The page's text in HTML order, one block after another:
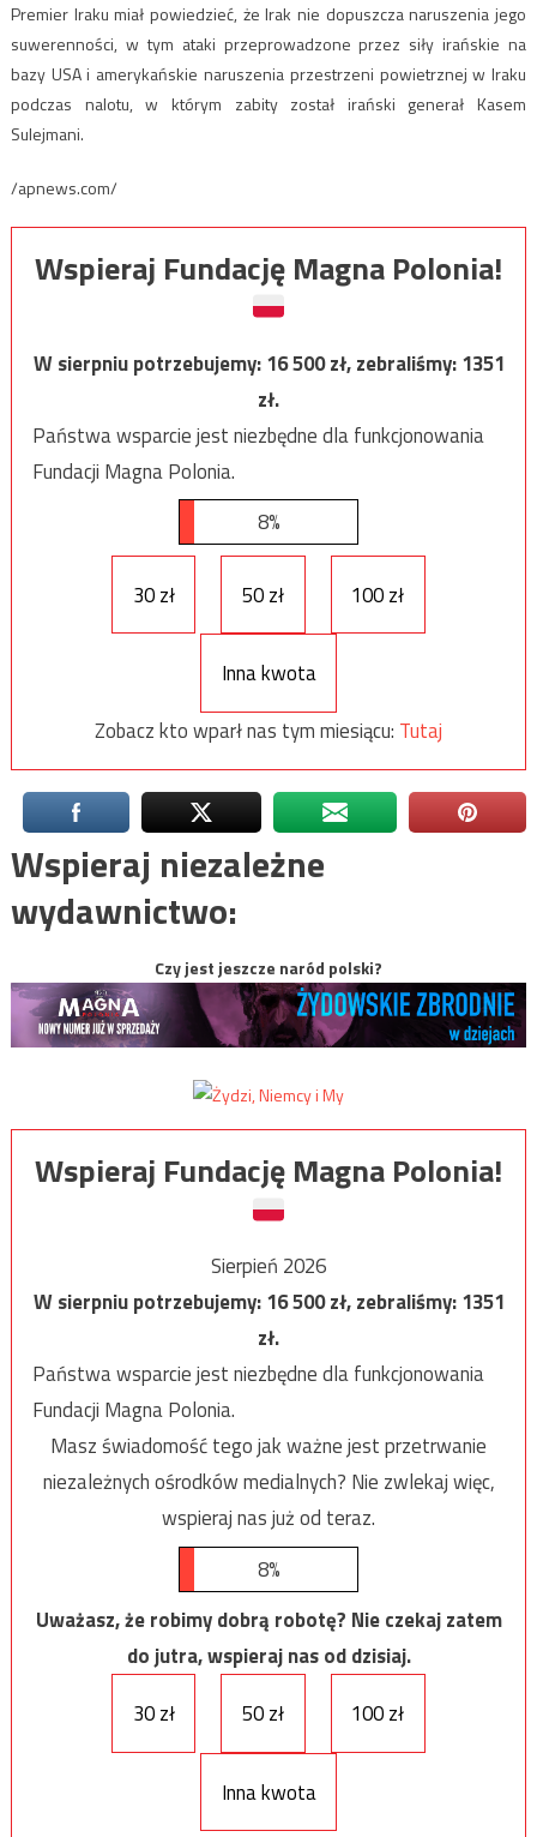
Premier Iraku miał powiedzieć, że Irak nie dopuszcza naruszenia jego
suwerenności, w tym ataki przeprowadzone przez siły irańskie na
bazy USA i amerykańskie naruszenia przestrzeni powietrznej w Iraku
podczas nalotu, w którym zabity został irański generał Kasem
Sulejmani.
/apnews.com/
Wspieraj Fundację Magna Polonia!
W sierpniu potrzebujemy:16 500zł, zebraliśmy:1351
zł.
Państwa wsparcie jest niezbędne dla funkcjonowania
Fundacji Magna Polonia.
8%
30 zł 50 zł 100 zł
Inna kwota
Zobacz kto wparł nas tym miesiącu: Tutaj
Wspieraj niezależne
wydawnictwo:
Czy jest jeszcze naród polski?
Wspieraj Fundację Magna Polonia!
Sierpień 2026
W sierpniu potrzebujemy:16 500zł, zebraliśmy:1351
zł.
Państwa wsparcie jest niezbędne dla funkcjonowania
Fundacji Magna Polonia.
Masz świadomość tego jak ważne jest przetrwanie
niezależnych ośrodków medialnych? Nie zwlekaj więc,
wspieraj nas już od teraz.
8%
Uważasz, że robimy dobrą robotę? Nie czekaj zatem
do jutra, wspieraj nas od dzisiaj.
30 zł
50 zł 100 zł
Inna kwota